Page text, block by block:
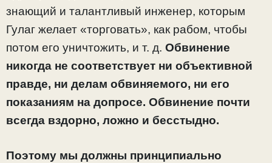
знающий и талантливый инженер, которым
Гулаг желает «торговать», как рабом, чтобы
потом его уничтожить, и т. д. Обвинение
никогда не соответствует ни объективной
правде, ни делам обвиняемого, ни его
показаниям на допросе. Обвинение почти
всегда вздорно, ложно и бесстыдно.
Поэтому мы должны принципиально